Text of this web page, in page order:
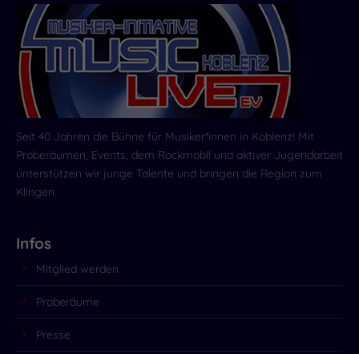
Seit 40 Jahren die Bühne für Musiker*innen in Koblenz! Mit
Proberäumen, Events, dem Rockmobil und aktiver Jugendarbeit
unterstützen wir junge Talente und bringen die Region zum
Klingen.
Infos
Mitglied werden
Proberäume
Presse